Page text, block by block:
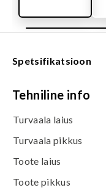
Spetsifikatsioon
Tehniline info
Turvaala laius
Turvaala pikkus
Toote laius
Toote pikkus